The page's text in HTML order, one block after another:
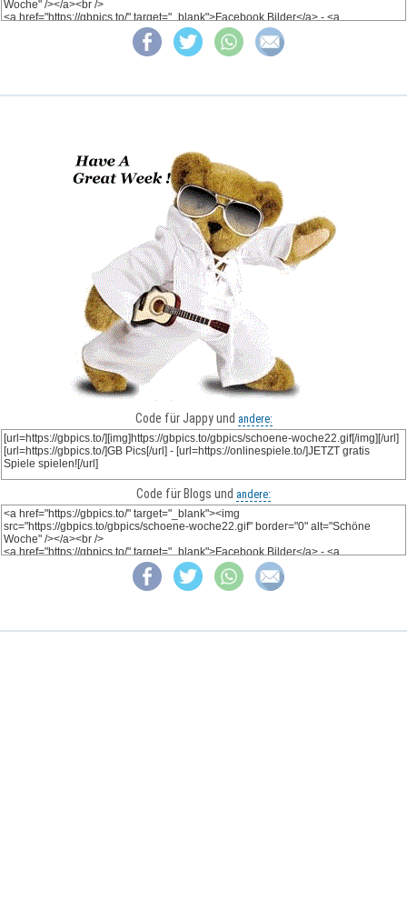
Code für Jappy und andere:
Code für Blogs und andere: